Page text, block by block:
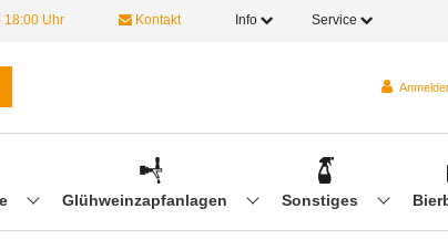
18:00 Uhr Kontakt Info Service
Glühweinzapfanlagen Sonstiges